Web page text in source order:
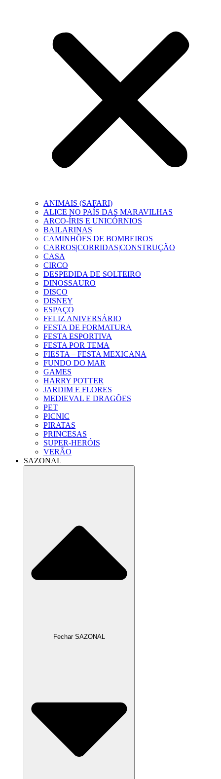
ANIMAIS (SAFARI)
ALICE NO PAÍS DAS MARAVILHAS
ARCO-ÍRIS E UNICÓRNIOS
BAILARINAS
CAMINHÕES DE BOMBEIROS
CARROS|CORRIDAS|CONSTRUÇÃO
CASA
CIRCO
DESPEDIDA DE SOLTEIRO
DINOSSAURO
DISCO
DISNEY
ESPAÇO
FELIZ ANIVERSÁRIO
FESTA DE FORMATURA
FESTA ESPORTIVA
FESTA POR TEMA
FIESTA – FESTA MEXICANA
FUNDO DO MAR
GAMES
HARRY POTTER
JARDIM E FLORES
MEDIEVAL E DRAGÕES
PET
PICNIC
PIRATAS
PRINCESAS
SUPER-HERÓIS
VERÃO
SAZONAL
Fechar SAZONAL